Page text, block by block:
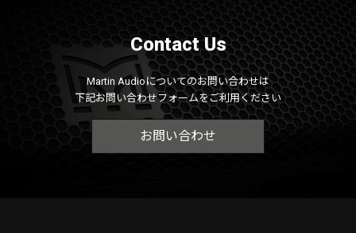
Contact Us
Martin Audioについてのお問い合わせは
下記お問い合わせフォームをご利用ください
お問い合わせ